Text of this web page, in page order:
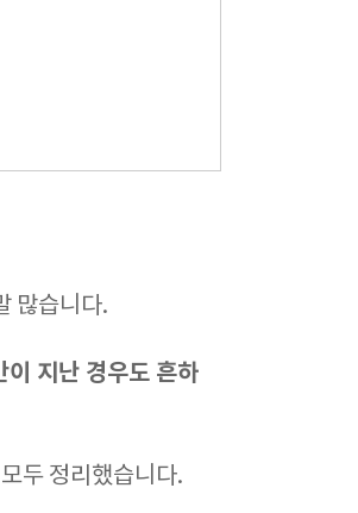
많습니다.
이 지난 경우도 흔하
두 정리했습니다.